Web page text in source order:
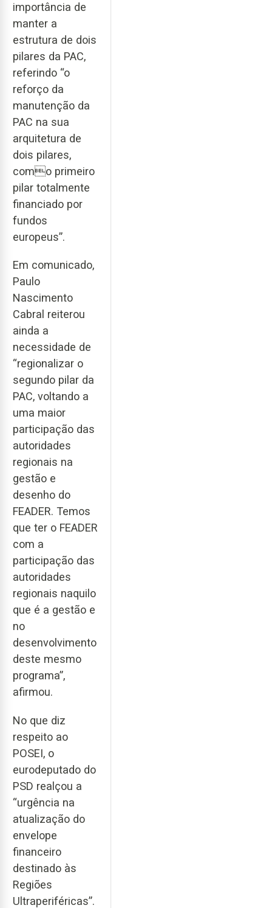
importância de
manter a
estrutura de dois
pilares da PAC,
referindo “o
reforço da
manutenção da
PAC na sua
arquitetura de
dois pilares,
como primeiro
pilar totalmente
financiado por
fundos
europeus”.
Em comunicado,
Paulo
Nascimento
Cabral reiterou
ainda a
necessidade de
“regionalizar o
segundo pilar da
PAC, voltando a
uma maior
participação das
autoridades
regionais na
gestão e
desenho do
FEADER. Temos
que ter o FEADER
com a
participação das
autoridades
regionais naquilo
que é a gestão e
no
desenvolvimento
deste mesmo
programa”,
afirmou.
No que diz
respeito ao
POSEI, o
eurodeputado do
PSD realçou a
“urgência na
atualização do
envelope
financeiro
destinado às
Regiões
Ultraperiféricas”.